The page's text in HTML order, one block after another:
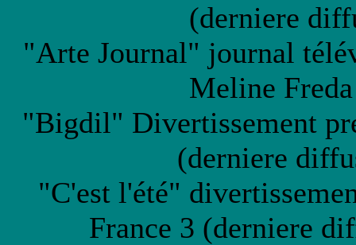
(derniere
"Arte Journal" journal
Meline
"Bigdil" Divertissement
(derniere
"C'est l'été"
France 3 (derniere